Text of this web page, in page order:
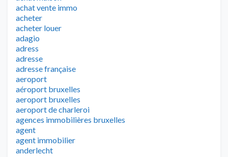
achat vente immo
acheter
acheter louer
adagio
adress
adresse
adresse française
aeroport
aéroport bruxelles
aeroport bruxelles
aeroport de charleroi
agences immobilières bruxelles
agent
agent immobilier
anderlecht